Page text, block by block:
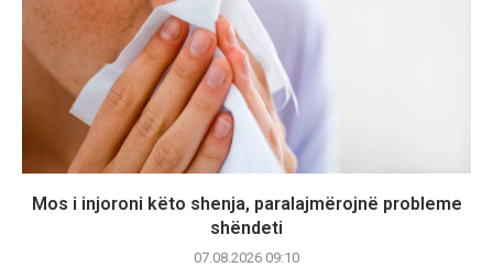
Mos i injoroni këto shenja, paralajmërojnë probleme
shëndeti
07.08.2026 09:10